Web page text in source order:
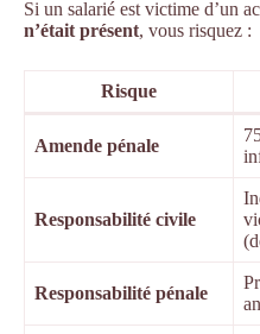
Si un salarié est victime d’un
n’était présent, vous risquez :
Risque
Amende pénale
Responsabilité civile
Responsabilité pénale